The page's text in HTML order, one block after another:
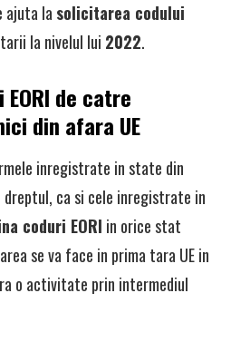
ajuta la solicitarea codului
la nivelul lui 2022.
de catre
din afara UE
inregistrate in state din
dreptul, ca si cele inregistrate in
coduri EORI in orice stat
se va face in prima tara UE in
o activitate prin intermediul